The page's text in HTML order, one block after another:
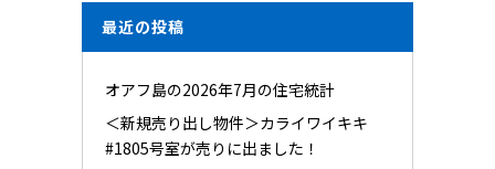
最近の投稿
オアフ島の2026年7月の住宅統計
＜新規売り出し物件＞カライワイキキ
#1805号室が売りに出ました！